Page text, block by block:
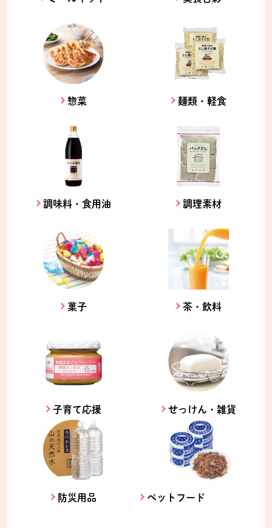
惣菜 麺類・軽食
調味料・食用油 調理素材
菓子 茶・飲料
子育て応援 せっけん・雑貨
防災用品 ペットフード